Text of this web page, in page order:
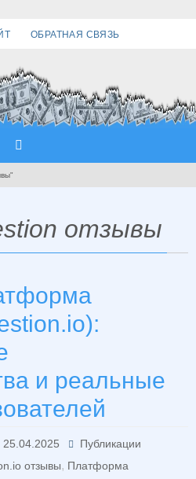
ОБРАТНАЯ СВЯЗЬ
отзывы
и реальные
25.04.2025
Публикации
отзывы, Платформа